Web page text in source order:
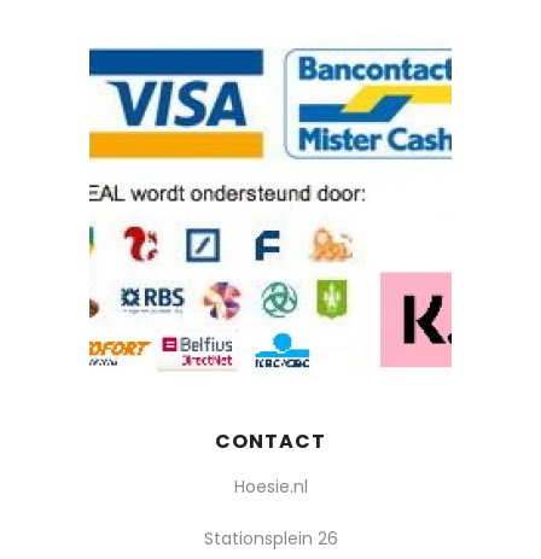
CONTACT
Hoesie.nl
Stationsplein 26